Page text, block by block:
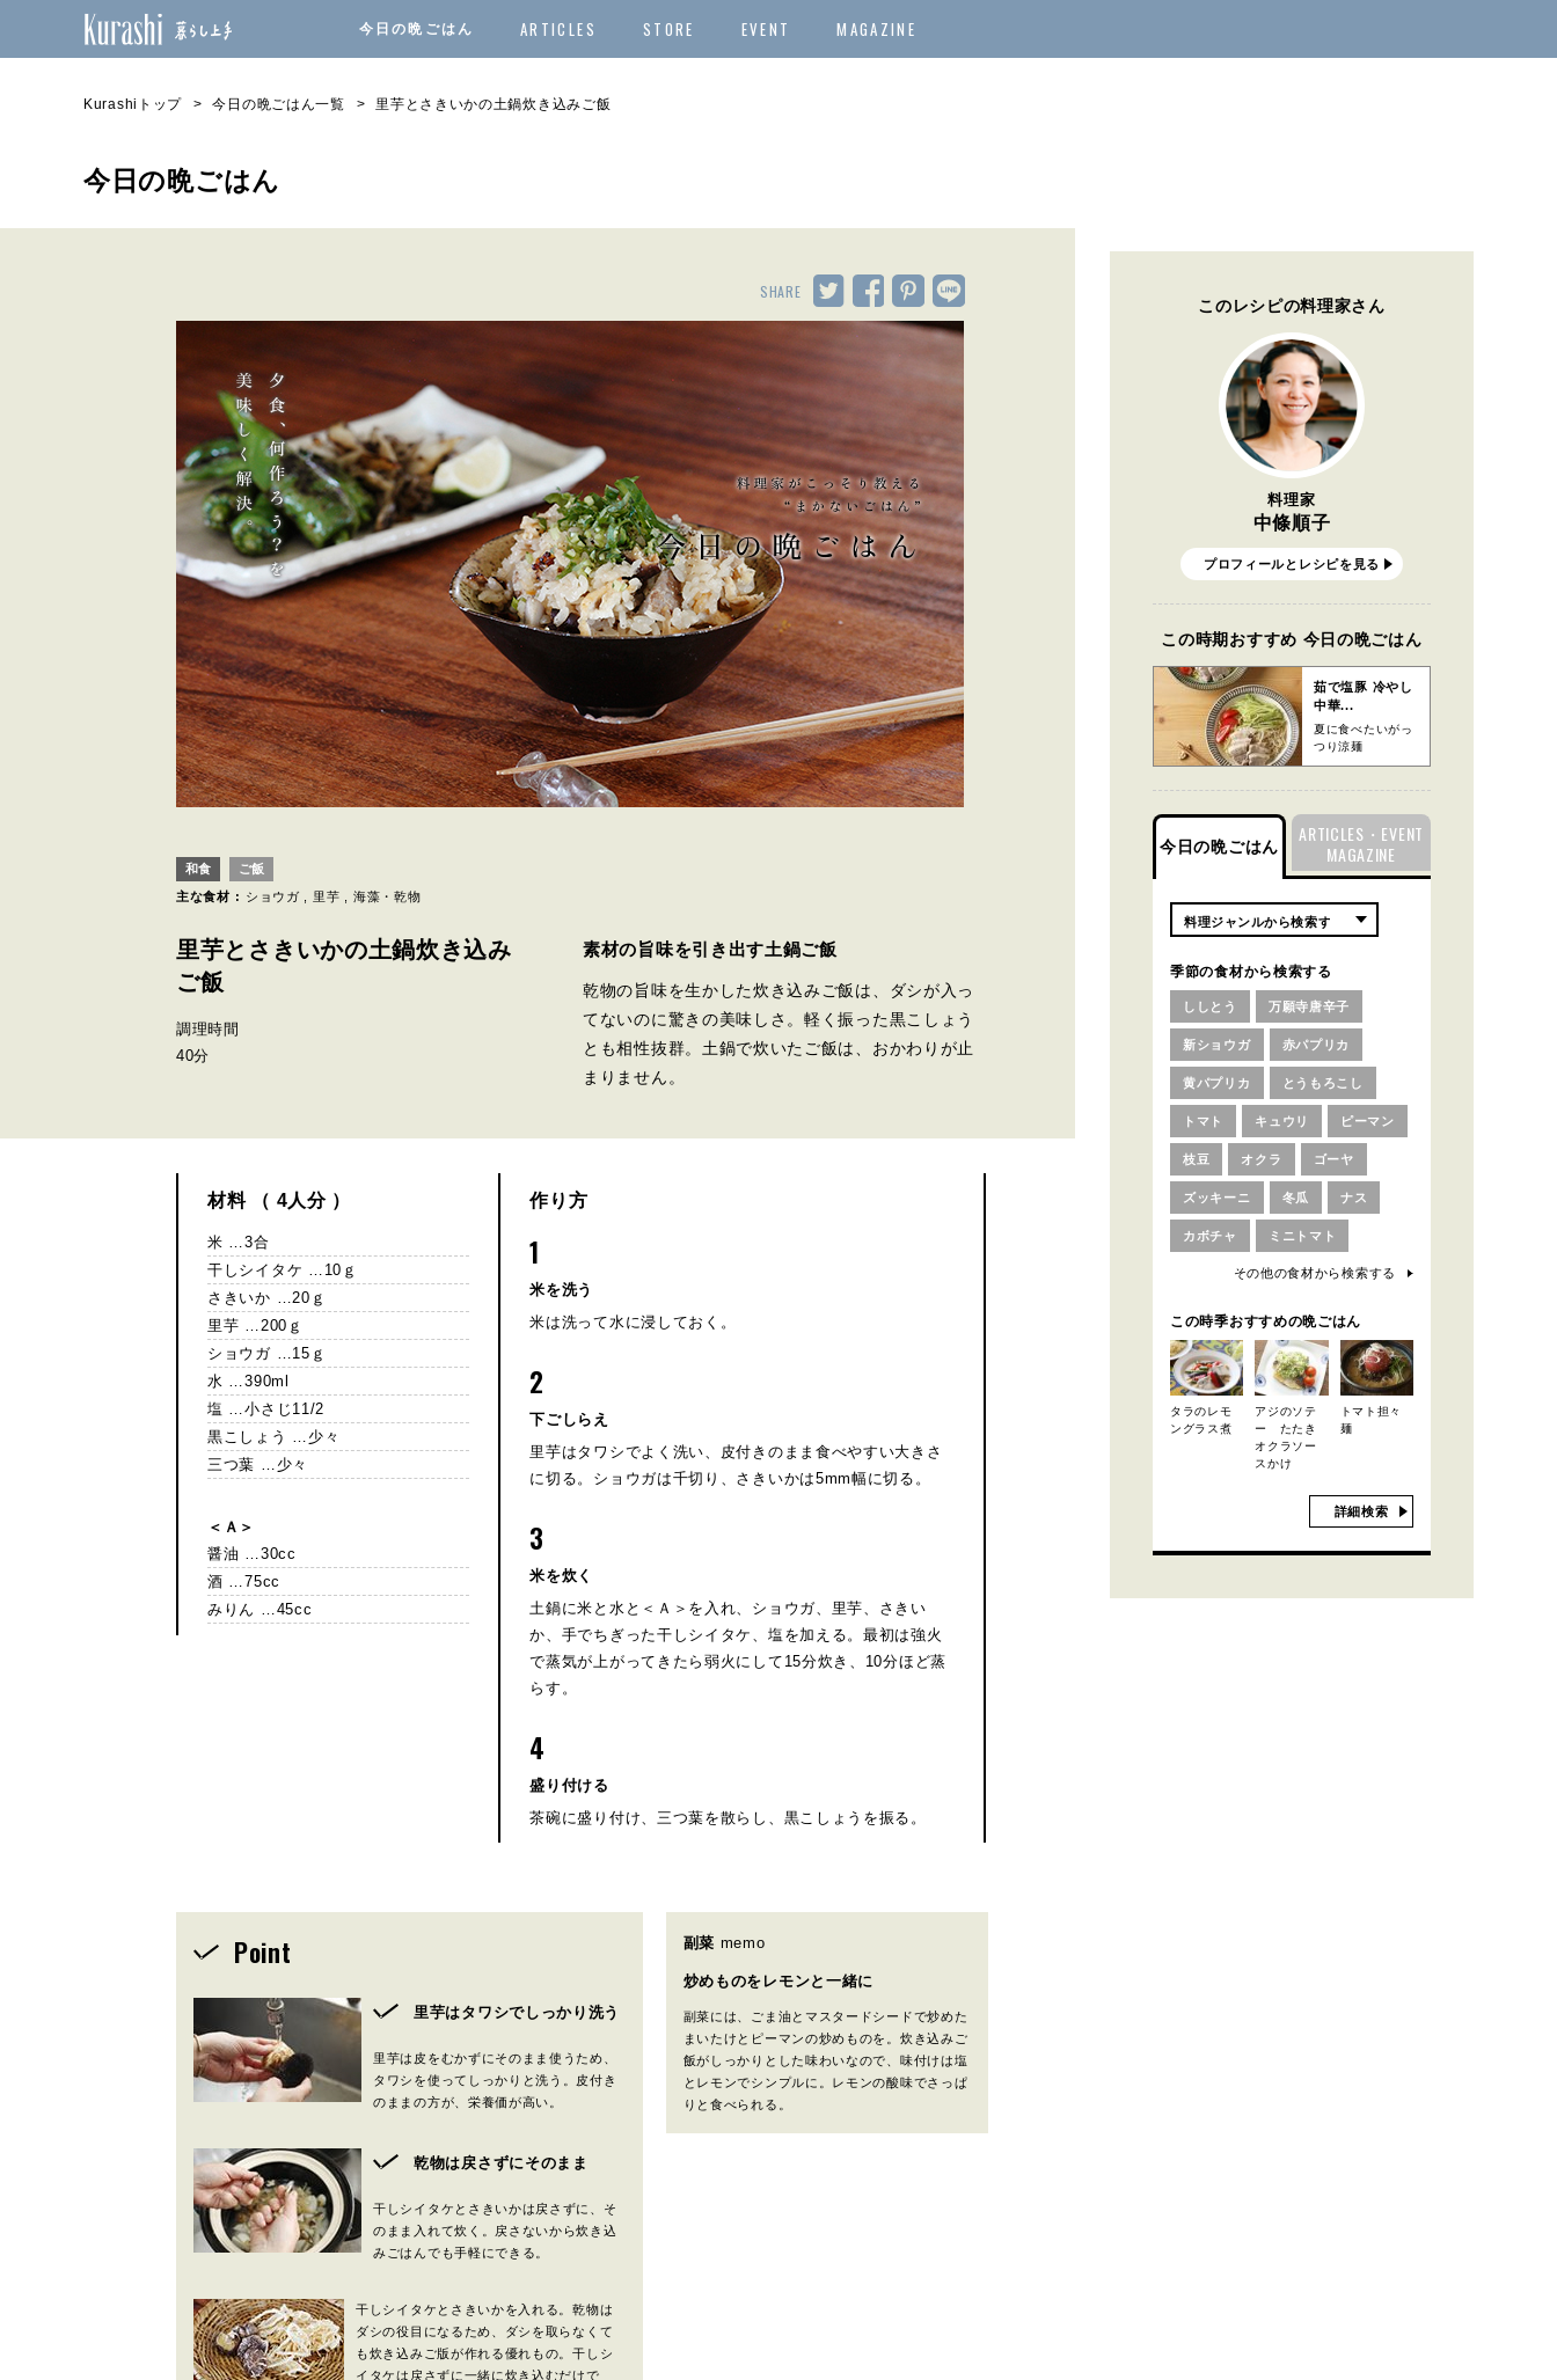
今日の晩ごはん ARTICLES STORE EVENT MAGAZINE
Kurashiトップ 今日の晩ごはん一覧 里芋とさきいかの土鍋炊き込みご飯
今日の晩ごはん
SHARE
和食
ご飯
主な食材 : ショウガ 里芋 海藻・乾物
里芋とさきいかの土鍋炊き込み
ご飯
調理時間
40分
素材の旨味を引き出す土鍋ご飯
乾物の旨味を生かした炊き込みご飯は、ダシが入っ
てないのに驚きの美味しさ。軽く振った黒こしょう
とも相性抜群。土鍋で炊いたご飯は、おかわりが止
まりません。
材料 （ 4人分 ）
米 …3合
干しシイタケ …10ｇ
さきいか …20ｇ
里芋 …200ｇ
ショウガ …15ｇ
水 …390ml
塩 …小さじ11/2
黒こしょう …少々
三つ葉 …少々
＜Ａ＞
醤油 …30cc
酒 …75cc
みりん …45cc
作り方
1
米を洗う
米は洗って水に浸しておく。
2
下ごしらえ
里芋はタワシでよく洗い、皮付きのまま食べやすい大きさ
に切る。ショウガは千切り、さきいかは5mm幅に切る。
3
米を炊く
土鍋に米と水と＜Ａ＞を入れ、ショウガ、里芋、さきい
か、手でちぎった干しシイタケ、塩を加える。最初は強火
で蒸気が上がってきたら弱火にして15分炊き、10分ほど蒸
らす。
4
盛り付ける
茶碗に盛り付け、三つ葉を散らし、黒こしょうを振る。
Point
里芋はタワシでしっかり洗う
里芋は皮をむかずにそのまま使うため、
タワシを使ってしっかりと洗う。皮付き
のままの方が、栄養価が高い。
乾物は戻さずにそのまま
干しシイタケとさきいかは戻さずに、そ
のまま入れて炊く。戻さないから炊き込
みごはんでも手軽にできる。
干しシイタケとさきいかを入れる。乾物は
ダシの役目になるため、ダシを取らなくて
も炊き込みご版が作れる優れもの。干しシ
イタケは戻さずに一緒に炊き込むだけで
副菜 memo
炒めものをレモンと一緒に
副菜には、ごま油とマスタードシードで炒めた
まいたけとピーマンの炒めものを。炊き込みご
飯がしっかりとした味わいなので、味付けは塩
とレモンでシンプルに。レモンの酸味でさっぱ
りと食べられる。
このレシピの料理家さん
料理家
中條順子
プロフィールとレシピを見る
この時期おすすめ 今日の晩ごはん
茹で塩豚 冷やし
中華...
夏に食べたいがっ
つり涼麺
今日の晩ごはん
ARTICLES・EVENT
MAGAZINE
季節の食材から検索する
ししとう 万願寺唐辛子
新ショウガ 赤パプリカ
黄パプリカ とうもろこし
トマト キュウリ ピーマン
枝豆 オクラ ゴーヤ
ズッキーニ 冬瓜 ナス
カボチャ ミニトマト
その他の食材から検索する
この時季おすすめの晩ごはん
タラのレモ
ングラス煮
アジのソテ
ー たたき
オクラソー
スかけ
トマト担々
麺
詳細検索